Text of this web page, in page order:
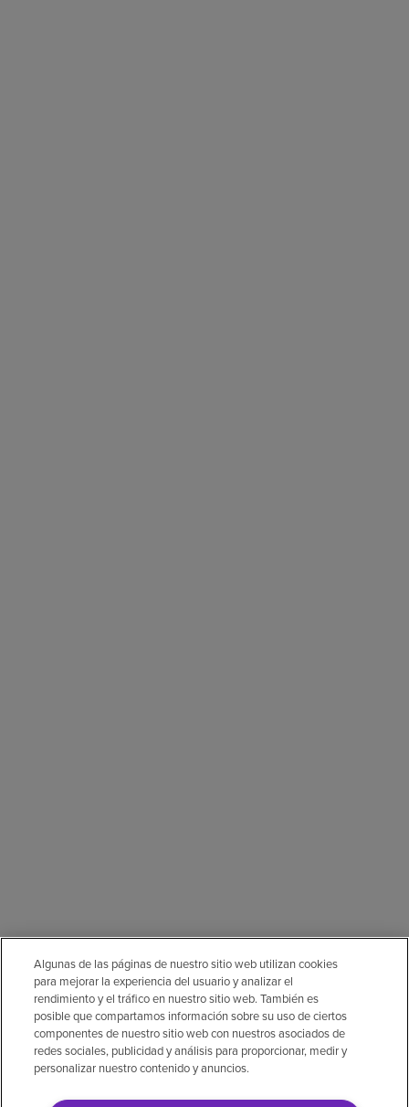
Algunas de las páginas de nuestro sitio web utilizan cookies
para mejorar la experiencia del usuario y analizar el
rendimiento y el tráfico en nuestro sitio web. También es
posible que compartamos información sobre su uso de ciertos
componentes de nuestro sitio web con nuestros asociados de
redes sociales, publicidad y análisis para proporcionar, medir y
personalizar nuestro contenido y anuncios.